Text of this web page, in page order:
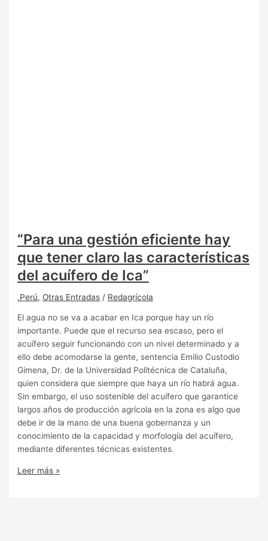
“Para una gestión eficiente hay
que tener claro las características
del acuífero de Ica”
.Perú, Otras Entradas / Redagrícola
El agua no se va a acabar en Ica porque hay un río
importante. Puede que el recurso sea escaso, pero el
acuífero seguir funcionando con un nivel determinado y a
ello debe acomodarse la gente, sentencia Emilio Custodio
Gimena, Dr. de la Universidad Politécnica de Cataluña,
quien considera que siempre que haya un río habrá agua.
Sin embargo, el uso sostenible del acuífero que garantice
largos años de producción agrícola en la zona es algo que
debe ir de la mano de una buena gobernanza y un
conocimiento de la capacidad y morfología del acuífero,
mediante diferentes técnicas existentes.
Leer más »